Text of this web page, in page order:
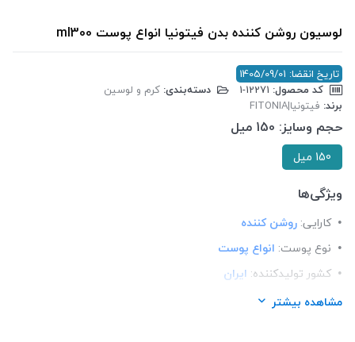
لوسیون روشن کننده بدن فیتونیا انواع پوست ml300
تاریخ انقضا: 1405/09/01
کد محصول:
دسته‌بندی: کرم و لوسین
برند: فیتونیا|FITONIA
حجم وسایز: 150 میل
150 میل
ویژگی‌ها
کارایی: روشن کننده
نوع پوست: انواع پوست
کشور تولید‎کننده:
ایران
فرم محصول: لوسیون مشاهده بیشتر